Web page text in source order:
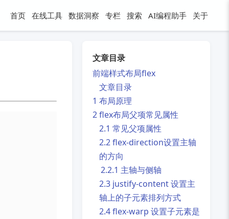
首页 在线工具 数据洞察 专栏 搜索 AI编程助手 关于
文章目录
前端样式布局flex
文章目录
1 布局原理
2 flex布局父项常见属性
2.1 常见父项属性
2.2 flex-direction设置主轴
的方向
2.2.1 主轴与侧轴
2.3 justify-content 设置主
轴上的子元素排列方式
2.4 flex-warp 设置子元素是